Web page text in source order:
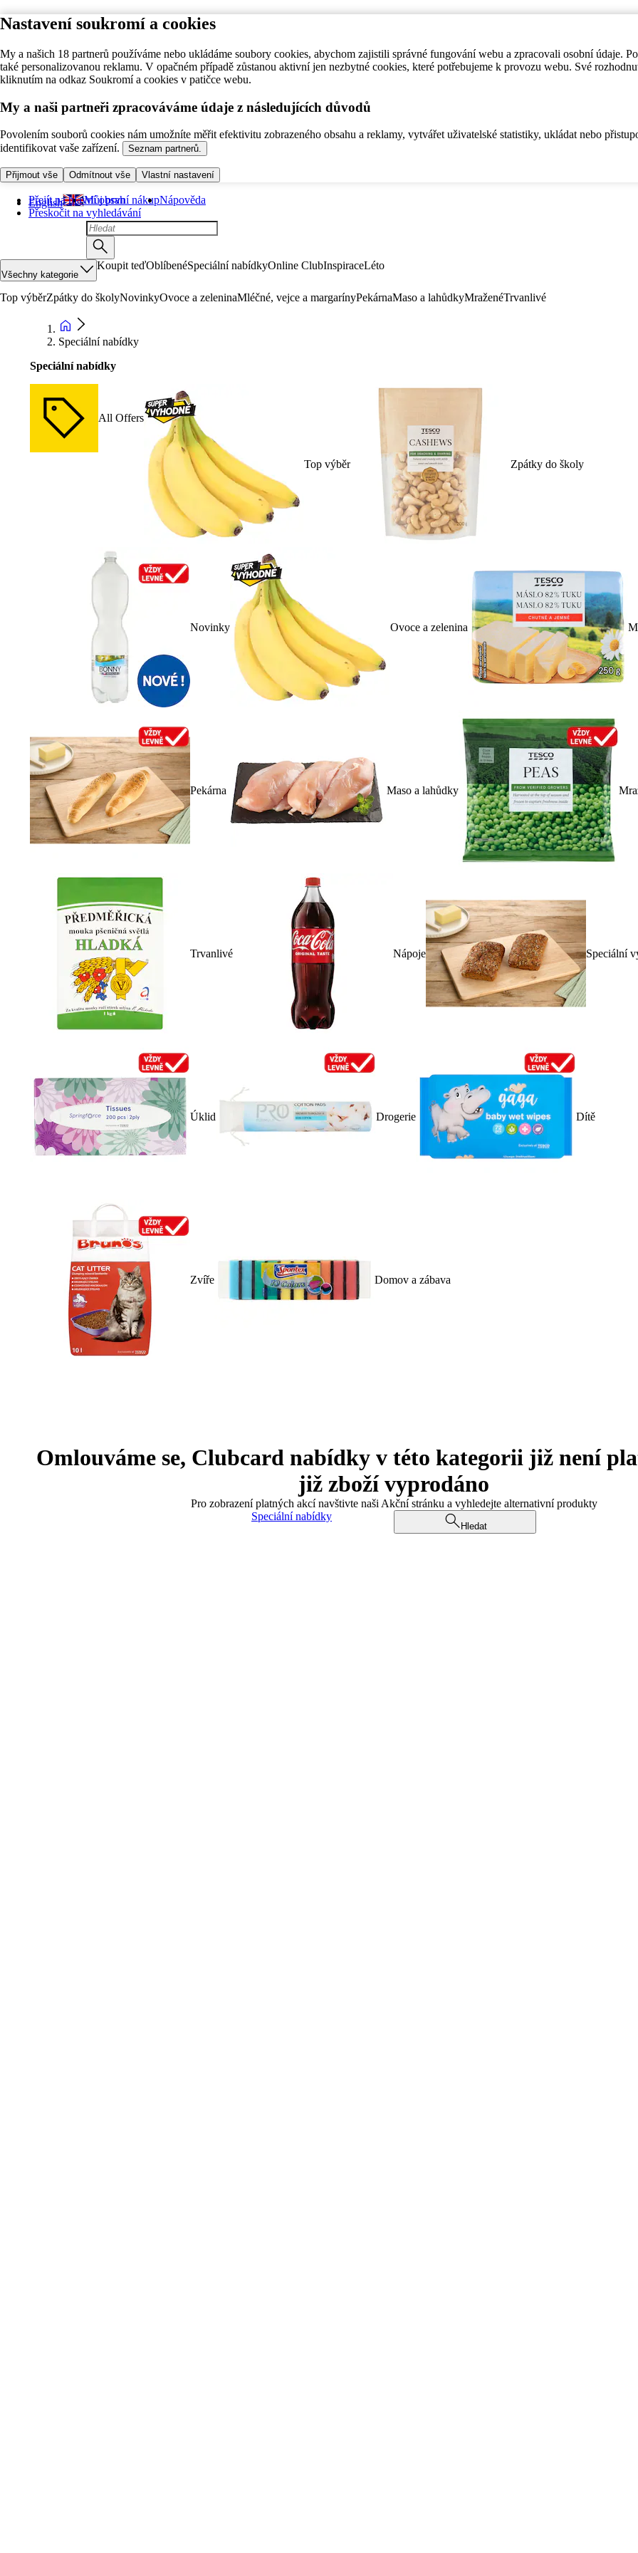
Nastavení soukromí a cookies
My a našich 18 partnerů používáme nebo ukládáme soubory cookies, abychom zajistili správné fungování webu a zpracovali osobní údaje.
také personalizovanou reklamu. V opačném případě zůstanou aktivní jen nezbytné cookies, které potřebujeme k provozu webu. Své
kliknutím na odkaz Soukromí a cookies v patičce webu.
My a naši partneři zpracováváme údaje z následujících důvodů
Povolením souborů cookies nám umožníte měřit efektivitu zobrazeného obsahu a reklamy, vytvářet uživatelské statistiky, ukládat nebo
identifikovat vaše zařízení.
Seznam partnerů.
Přijmout vše Odmítnout vše Vlastní nastavení
Přejít na hlavní obsah
Přeskočit na vyhledávání
English Můj první nákupNápověda
Všechny kategorie
Koupit teďOblíbenéSpeciální nabídkyOnline ClubInspiraceLéto
Top výběrZpátky do školyNovinkyOvoce a zeleninaMléčné, vejce a margarínyPekárnaMaso a lahůdkyMraženéTrvanlivé
Speciální nabídky
Speciální nabídky
All Offers
Top výběr Zpátky do školy
Novinky Ovoce a zelenina
Pekárna Maso a lahůdky
Trvanlivé Nápoje Speciální
Úklid Drogerie Dítě
Zvíře Domov a zábava
Omlouváme se, Clubcard nabídky v této kategorii již není
již zboží vyprodáno
Pro zobrazení platných akcí navštivte naši Akční stránku a vyhledejte alternativní produkty
Speciální nabídky
Hledat